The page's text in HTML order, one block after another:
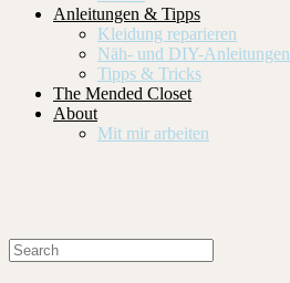
Anleitungen & Tipps
Kleidung reparieren
Näh- und DIY-Anleitungen
Tipps & Tricks
The Mended Closet
About
Mit mir arbeiten